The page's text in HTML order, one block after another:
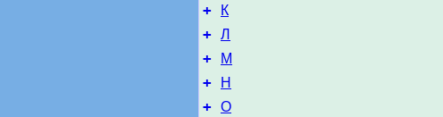
+ К
+ Л
+ М
+ Н
+ О